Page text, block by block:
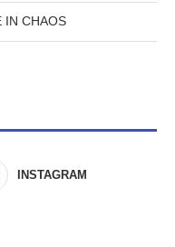
IN CHAOS
INSTAGRAM